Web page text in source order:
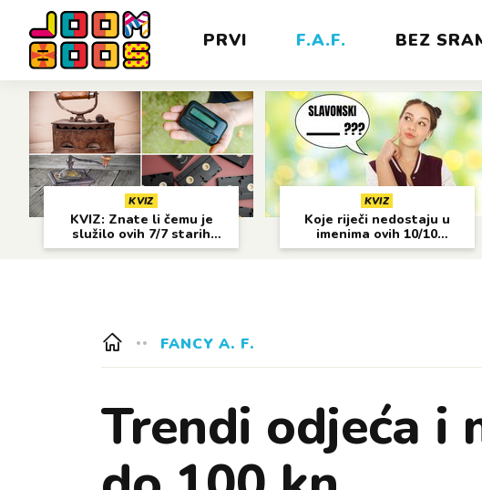
PRVI F.A.F. BEZ
KVIZ
KVIZ: Znate li čemu je
služilo ovih 7/7 starih
predmeta?
KVIZ
Koje riječi nedostaju u
imenima ovih 10/10
gradova?
FANCY A. F.
Trendi odjeća i